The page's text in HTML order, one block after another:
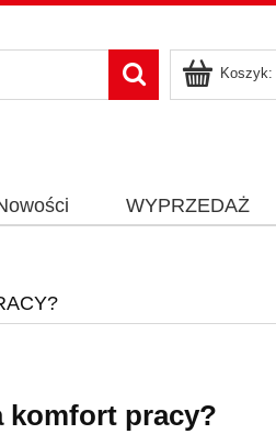
Koszyk:
WYPRZEDAŻ
komfort pracy?